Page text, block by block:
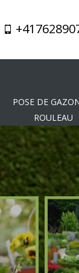
POSE DE
ROULEAU